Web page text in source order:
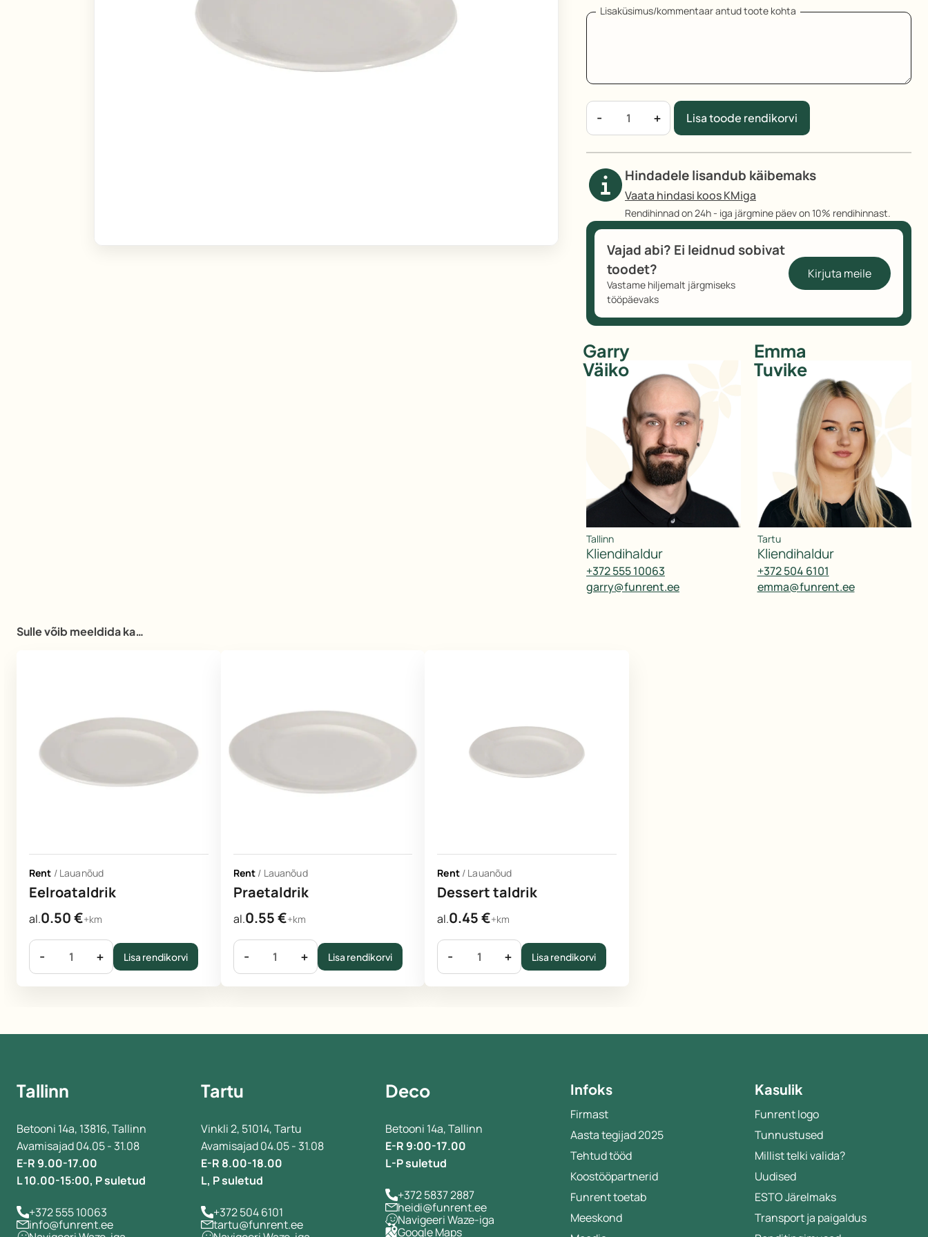
Rent
Lisaküsimus/kommentaar antud toote kohta
-
Leivataldrik
kogus
+ Lisa toode rendikorvi
Hindadele lisandub käibemaks
Vaata hindasi koos KMiga
Rendihinnad on 24h - iga järgmine päev on 10% rendihinnast.
Vajad abi? Ei leidnud sobivat
toodet?
Vastame hiljemalt järgmiseks
tööpäevaks
Kirjuta meile
Garry
Väiko
Tallinn
kliendihaldur
+372 555 10063
garry@funrent.ee
Emma
Tuvike
Tartu
kliendihaldur
+372 504 6101
emma@funrent.ee
Sulle võib meeldida ka…
Rent / Lauanõud
Eelroataldrik
al.0.50€+km
- + Lisa rendikorvi
Rent / Lauanõud
Praetaldrik
al.0.55€+km
- + Lisa rendikorvi
Rent / Lauanõud
Dessert taldrik
al.0.45€+km
- + Lisa rendikorvi
Tallinn
Betooni 14a, 13816, Tallinn
Avamisajad 04.05 - 31.08
E-R 9.00-17.00
L 10.00-15:00, P suletud
+372 555 10063
info@funrent.ee
Tartu
Vinkli 2, 51014, Tartu
Avamisajad 04.05 - 31.08
E-R 8.00-18.00
L, P suletud
+372 504 6101
tartu@funrent.ee
Deco
Betooni 14a, Tallinn
E-R 9:00-17.00
L-P suletud
+372 5837 2887
heidi@funrent.ee
Navigeeri Waze-iga
Google Maps
Infoks
Firmast
Aasta tegijad 2025
Tehtud tööd
Koostööpartnerid
Funrent toetab
Meeskond
Kasulik
Funrent logo
Tunnustused
Millist telki valida?
Uudised
ESTO Järelmaks
Transport ja paigaldus